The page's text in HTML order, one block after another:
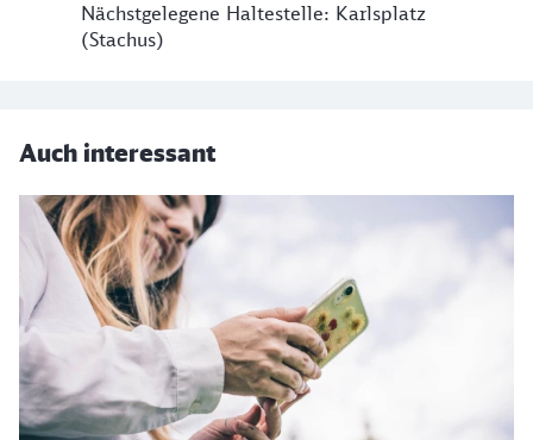
Nächstgelegene Haltestelle: Karlsplatz
(Stachus)
Auch interessant